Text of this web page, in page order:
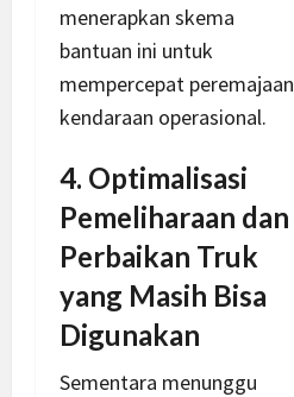
menerapkan skema
bantuan ini untuk
mempercepat peremajaan
kendaraan operasional.
4. Optimalisasi
Pemeliharaan dan
Perbaikan Truk
yang Masih Bisa
Digunakan
Sementara menunggu